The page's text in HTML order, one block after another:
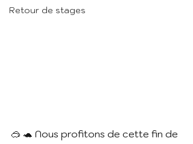
Retour de stages
🥽 🐢 Nous profitons de cette fin de